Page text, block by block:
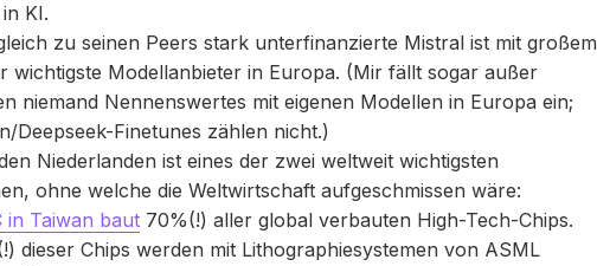
KI.
zu seinen Peers stark unterfinanzierte Mistral ist mit großem
wichtigste Modellanbieter in Europa. (Mir fällt sogar außer
niemand Nennenswertes mit eigenen Modellen in Europa ein;
Deepseek-Finetunes zählen nicht.)
Niederlanden ist eines der zwei weltweit wichtigsten
ohne welche die Weltwirtschaft aufgeschmissen wäre:
in Taiwan baut 70%(!) aller global verbauten High-Tech-Chips.
dieser Chips werden mit Lithographiesystemen von ASML